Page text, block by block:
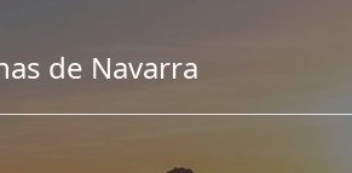
de Navarra